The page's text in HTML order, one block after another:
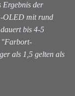
Ergebnis der
OLED mit rund
bis 4-5
"Farbort-
als 1,5 gelten als